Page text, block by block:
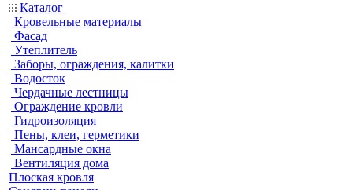
Каталог
Кровельные материалы
Фасад
Утеплитель
Заборы, ограждения, калитки
Водосток
Чердачные лестницы
Ограждение кровли
Гидроизоляция
Пены, клеи, герметики
Мансардные окна
Вентиляция дома
Плоская кровля